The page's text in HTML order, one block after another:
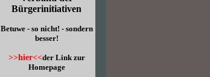
Bürgerinitiativen
Betuwe - so nicht! - sondern
besser!
>>hier<<der Link zur
Homepage